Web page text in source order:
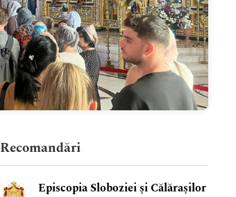
Recomandări
Episcopia Sloboziei și Călărașilor